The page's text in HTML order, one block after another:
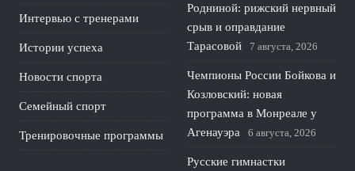
Интервью с тренерами
Истории успеха
Новости спорта
Семейный спорт
Тренировочные программы
Родниной: рижский нервный
срыв и оправдание
Тарасовой
7 августа, 2026
Чемпионы России Бойкова и
Козловский: новая
программа в Монреале у
Агенауэра
6 августа, 2026
Русские гимнастки